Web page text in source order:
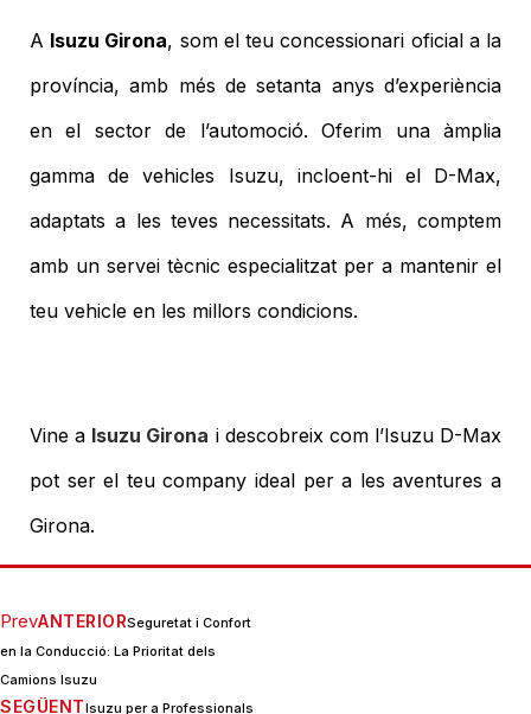
A Isuzu Girona, som el teu concessionari oficial a la
província, amb més de setanta anys d’experiència
en el sector de l’automoció. Oferim una àmplia
gamma de vehicles Isuzu, incloent-hi el D-Max,
adaptats a les teves necessitats. A més, comptem
amb un servei tècnic especialitzat per a mantenir el
teu vehicle en les millors condicions.
Vine a Isuzu Girona i descobreix com l’Isuzu D-Max
pot ser el teu company ideal per a les aventures a
Girona.
PrevANTERIORSeguretat i Confort
en la Conducció: La Prioritat dels
Camions Isuzu
SEGÜENTIsuzu per a Professionals